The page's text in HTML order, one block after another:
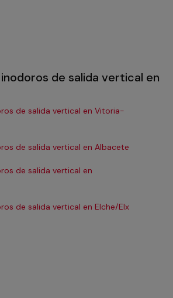
de salida vertical en
de salida vertical en Vitoria-
de salida vertical en Albacete
de salida vertical en
de salida vertical en Elche/Elx